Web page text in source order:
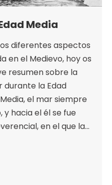
Media
diferentes aspectos
en el Medievo, hoy os
resumen sobre la
durante la Edad
el mar siempre
hacia el él se fue
en el que la…